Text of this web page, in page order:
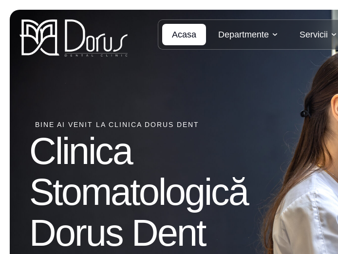
Acasa Departmente Servicii
BINE AI VENIT LA CLINICA DORUS DENT
Clinica
Stomatologică
Dorus Dent